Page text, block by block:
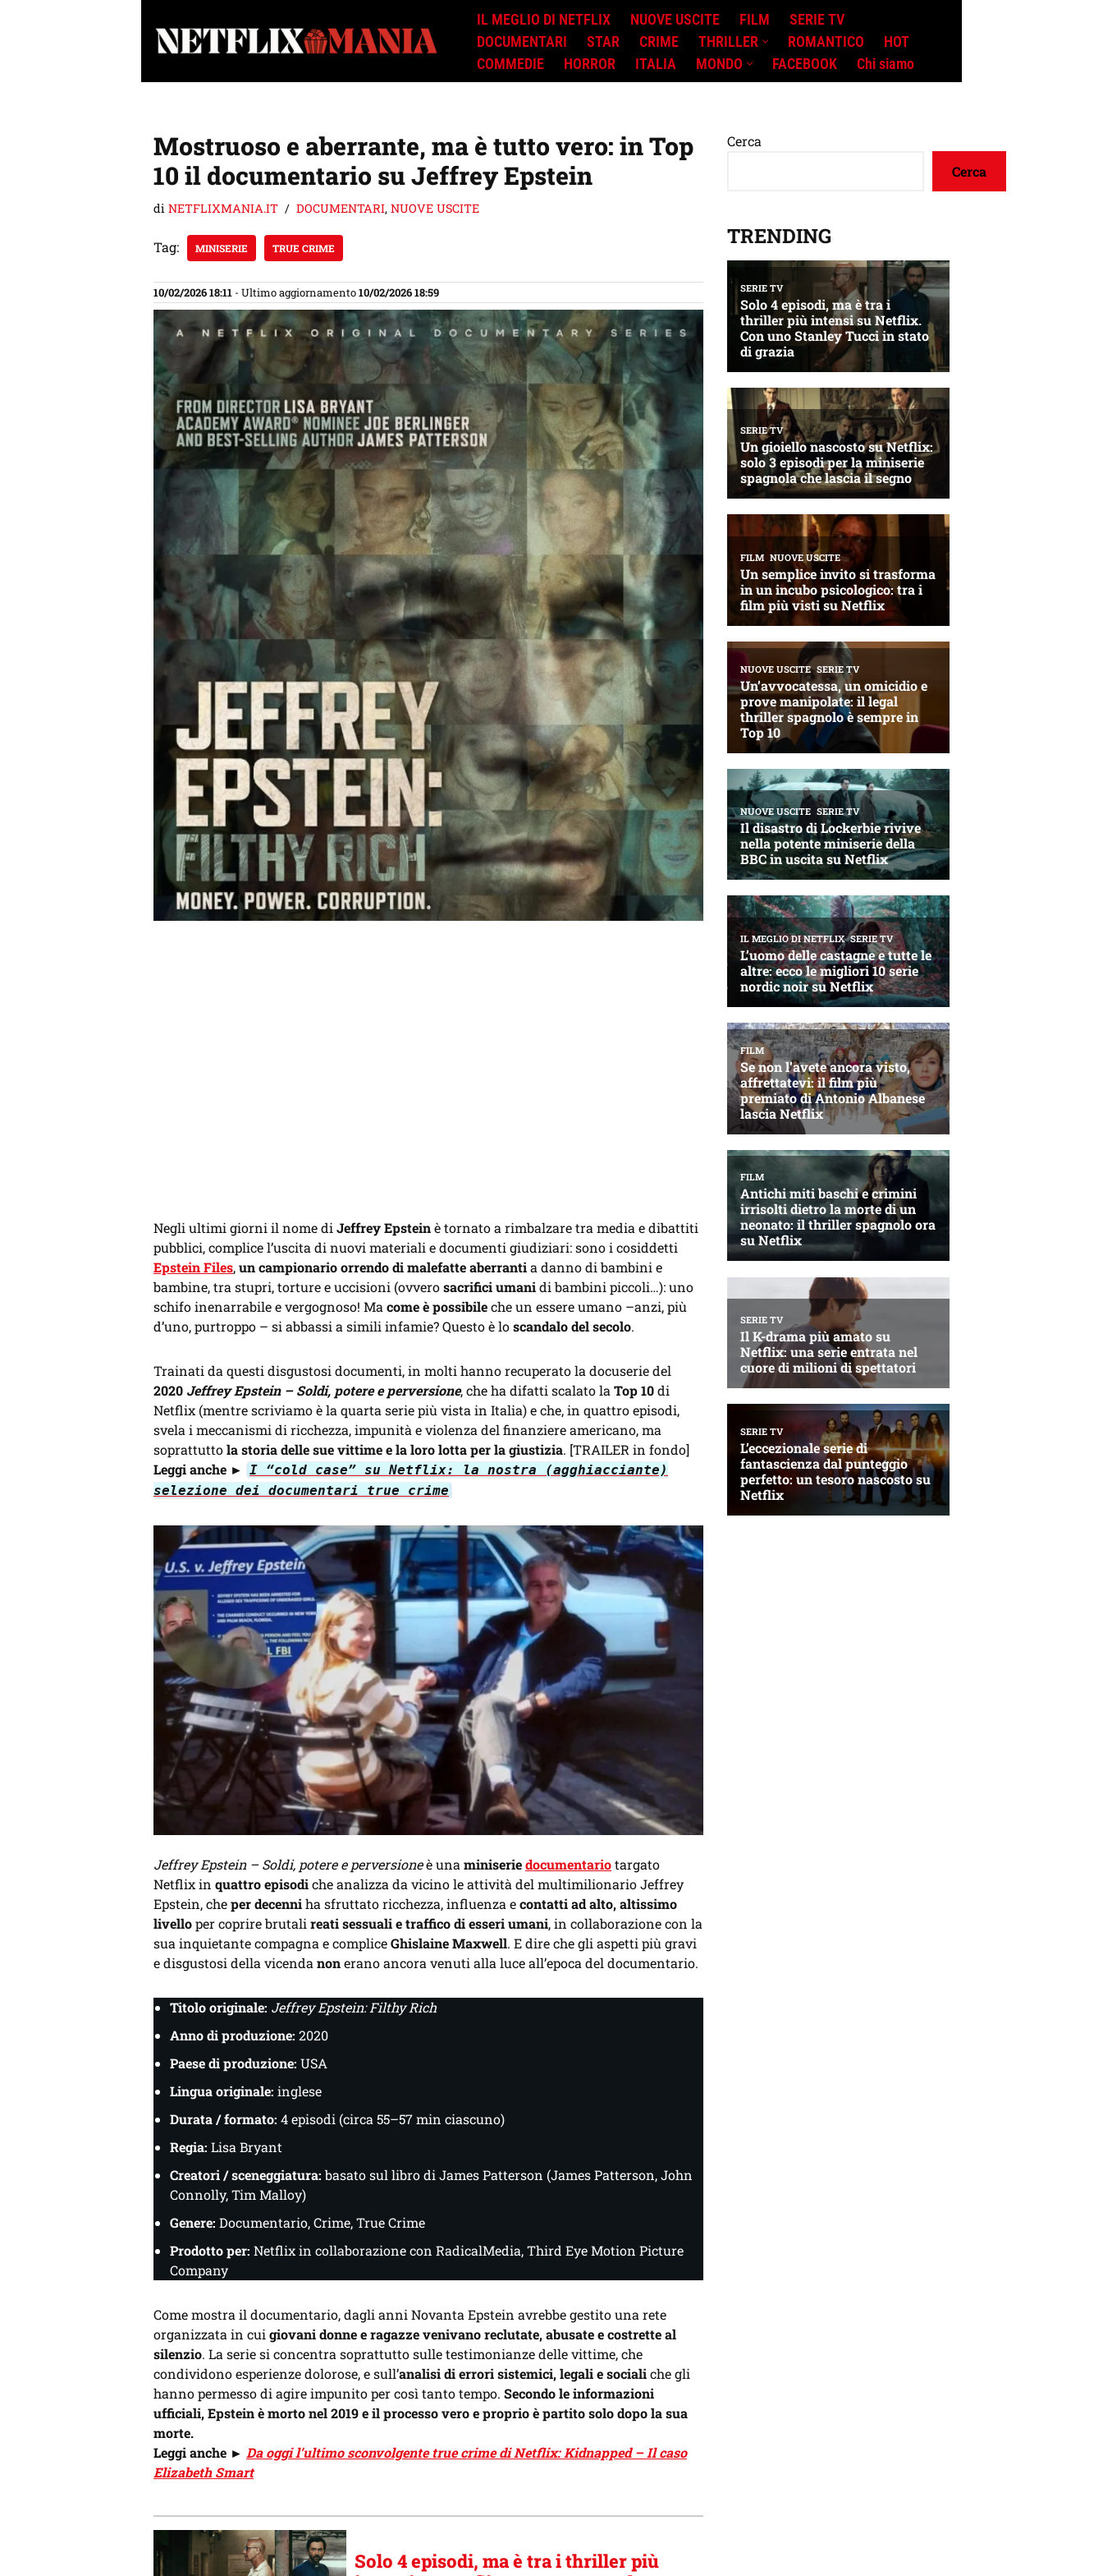
Vai
contenuto
IL MEGLIO DI NETFLIX NUOVE USCITE FILM
SERIE TV
DOCUMENTARI
STAR CRIME THRILLER ROMANTICO
HOT
COMMEDIE
HORROR ITALIA MONDO FACEBOOK Chi siamo
Mostruoso e aberrante, ma è tutto vero: in Top
10 il documentario su Jeffrey Epstein
di NETFLIXMANIA.IT DOCUMENTARI, NUOVE USCITE
Tag: MINISERIE TRUE CRIME
10/02/2026 18:11 - Ultimo aggiornamento10/02/2026 18:59
Negli ultimi giorni il nome diJeffrey Epsteinè tornato a rimbalzare tra media e dibattiti
pubblici, complice l’uscita di nuovi materiali e documenti giudiziari: sono i cosiddetti
Epstein Files,un campionario orrendo di malefatte aberrantia danno di bambini e
bambine, tra stupri, torture e uccisioni (ovverosacrifici umanidi bambini piccoli…): uno
schifo inenarrabile e vergognoso! Macome è possibileche un essere umano –anzi, più
d’uno, purtroppo – si abbassi a simili infamie? Questo è loscandalo del secolo.
Trainati da questi disgustosi documenti, in molti hanno recuperato la docuserie del
2020 Jeffrey Epstein – Soldi, potere e perversione, che ha difatti scalato laTop 10di
Netflix (mentre scriviamo è la quarta serie più vista in Italia) e che, in quattro episodi,
svela i meccanismi di ricchezza, impunità e violenza del finanziere americano, ma
soprattuttola storia delle sue vittime e la loro lotta per la giustizia. [TRAILER in fondo]
Leggi anche ► I “cold case” su Netflix: la nostra (agghiacciante)
selezione dei documentari true crime
Jeffrey Epstein – Soldi, potere e perversioneè unaminiseriedocumentariotargato
Netflix in quattro episodiche analizza da vicino le attività del multimilionario Jeffrey
Epstein, cheper decenniha sfruttato ricchezza, influenza econtatti ad alto, altissimo
livelloper coprire brutalireati sessuali e traffico di esseri umani, in collaborazione con la
sua inquietante compagna e compliceGhislaine Maxwell. E dire che gli aspetti più gravi
e disgustosi della vicendanonerano ancora venuti alla luce all’epoca del documentario.
Titolo originale: Jeffrey Epstein: Filthy Rich
Anno di produzione: 2020
Paese di produzione: USA
Lingua originale: inglese
Durata / formato: 4 episodi (circa 55–57 min ciascuno)
Regia: Lisa Bryant
Creatori / sceneggiatura: basato sul libro di James Patterson (James Patterson, John
Connolly, Tim Malloy)
Genere: Documentario, Crime, True Crime
Prodotto per: Netflix in collaborazione con RadicalMedia, Third Eye Motion Picture
Company
Come mostra il documentario, dagli anni Novanta Epstein avrebbe gestito una rete
organizzata in cuigiovani donne e ragazze venivano reclutate, abusate e costrette al
silenzio. La serie si concentra soprattutto sulle testimonianze delle vittime, che
condividono esperienze dolorose, e sull’analisi di errori sistemici, legali e socialiche gli
hanno permesso di agire impunito per così tanto tempo. Secondo le informazioni
ufficiali, Epstein è morto nel 2019 e il processo vero e proprio è partito solo dopo la sua
morte.
Leggi anche ► Da oggi l’ultimo sconvolgente true crime di Netflix: Kidnapped – Il caso
Elizabeth Smart
Solo 4 episodi, ma è tra i thriller più
Cerca
Cerca
TRENDING